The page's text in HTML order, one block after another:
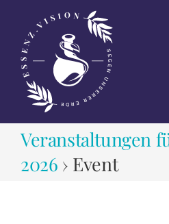
springen
EVENTS
Veranstaltungen
2026 › Event